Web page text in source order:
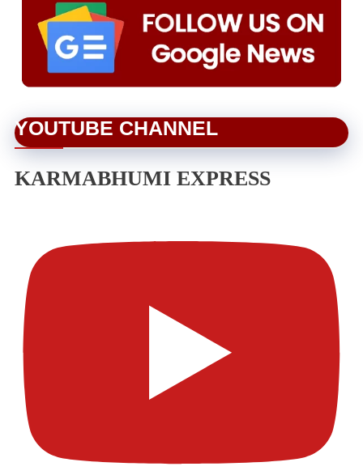
YOUTUBE CHANNEL
KARMABHUMI EXPRESS